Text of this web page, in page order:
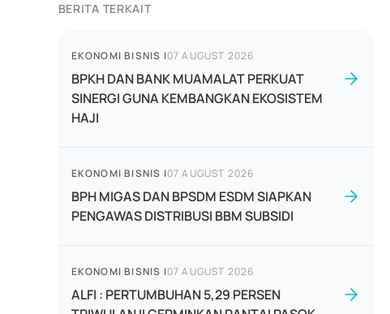
BERITA TERKAIT
EKONOMI BISNIS |07 AUGUST 2026
BPKH DAN BANK MUAMALAT PERKUAT
SINERGI GUNA KEMBANGKAN EKOSISTEM
HAJI
EKONOMI BISNIS |07 AUGUST 2026
BPH MIGAS DAN BPSDM ESDM SIAPKAN
PENGAWAS DISTRIBUSI BBM SUBSIDI
EKONOMI BISNIS |07 AUGUST 2026
ALFI : PERTUMBUHAN 5,29 PERSEN